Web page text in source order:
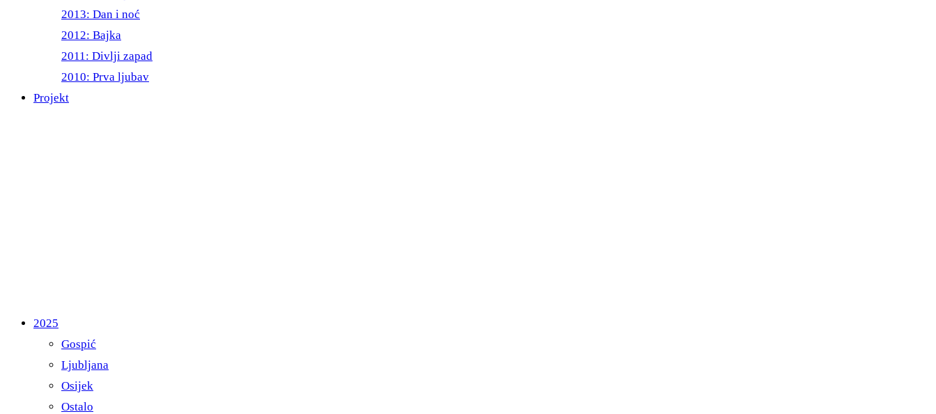
2013: Dan i noć
2012: Bajka
2011: Divlji zapad
2010: Prva ljubav
Projekt
2025
Gospić
Ljubljana
Osijek
Ostalo